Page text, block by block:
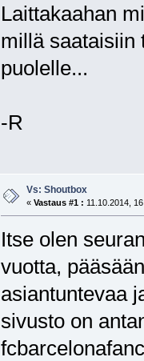
Laittakaahan
millä saataisiin
puolelle...
-R
Vs: Shoutbox
« Vastaus #1 : 11.10.2014,
Itse olen
vuotta,
asiantuntevaa
sivusto on